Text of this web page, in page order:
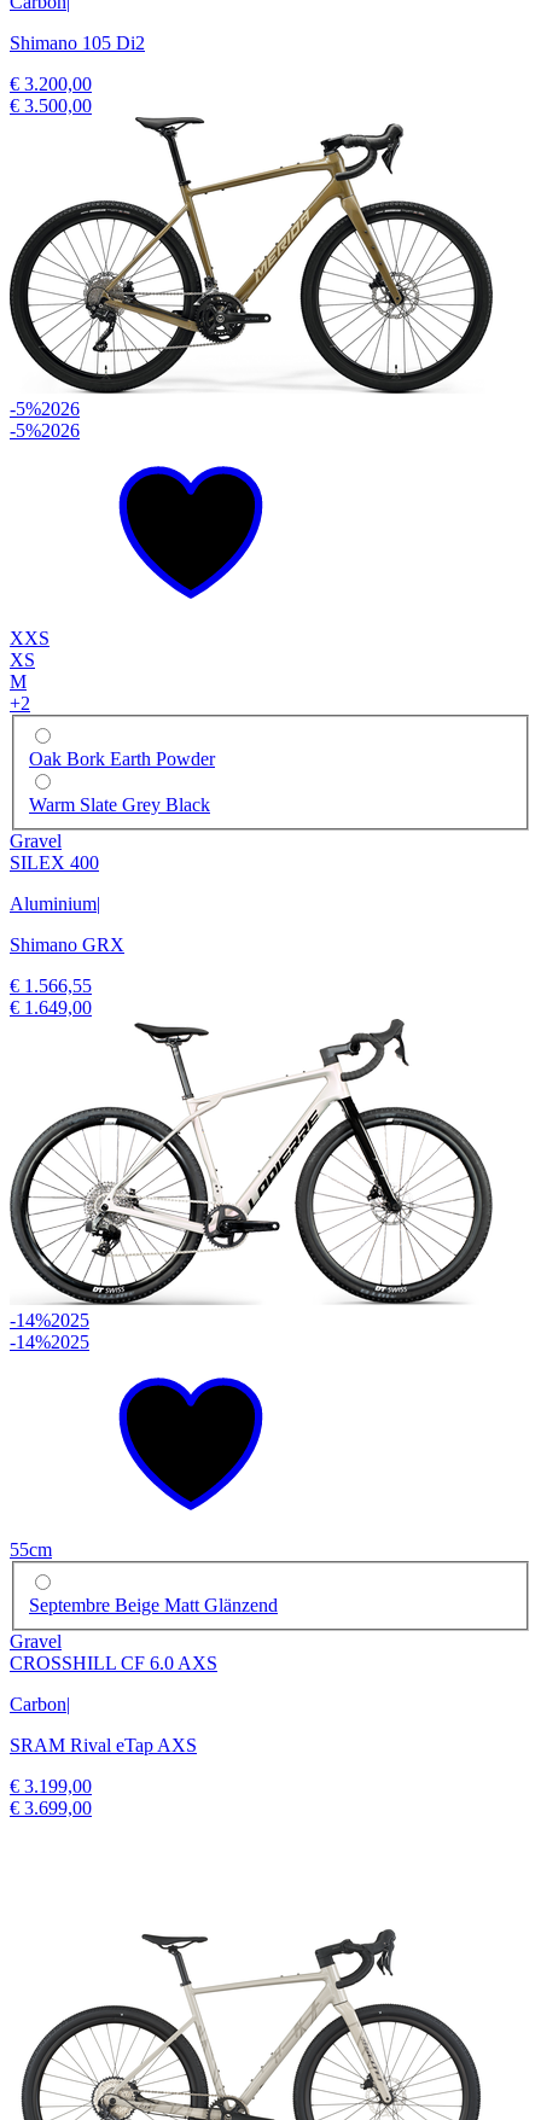
Shimano 105 Di2
€ 3.200,00
€ 3.500,00
-5%2026
-5%2026
XXS
XS
M
+2
Oak Bork Earth Powder
Warm Slate Grey Black
Gravel
SILEX 400
Aluminium|
Shimano GRX
€ 1.566,55
€ 1.649,00
-14%2025
-14%2025
55cm
Septembre Beige Matt Glänzend
Gravel
CROSSHILL CF 6.0 AXS
Carbon|
SRAM Rival eTap AXS
€ 3.199,00
€ 3.699,00